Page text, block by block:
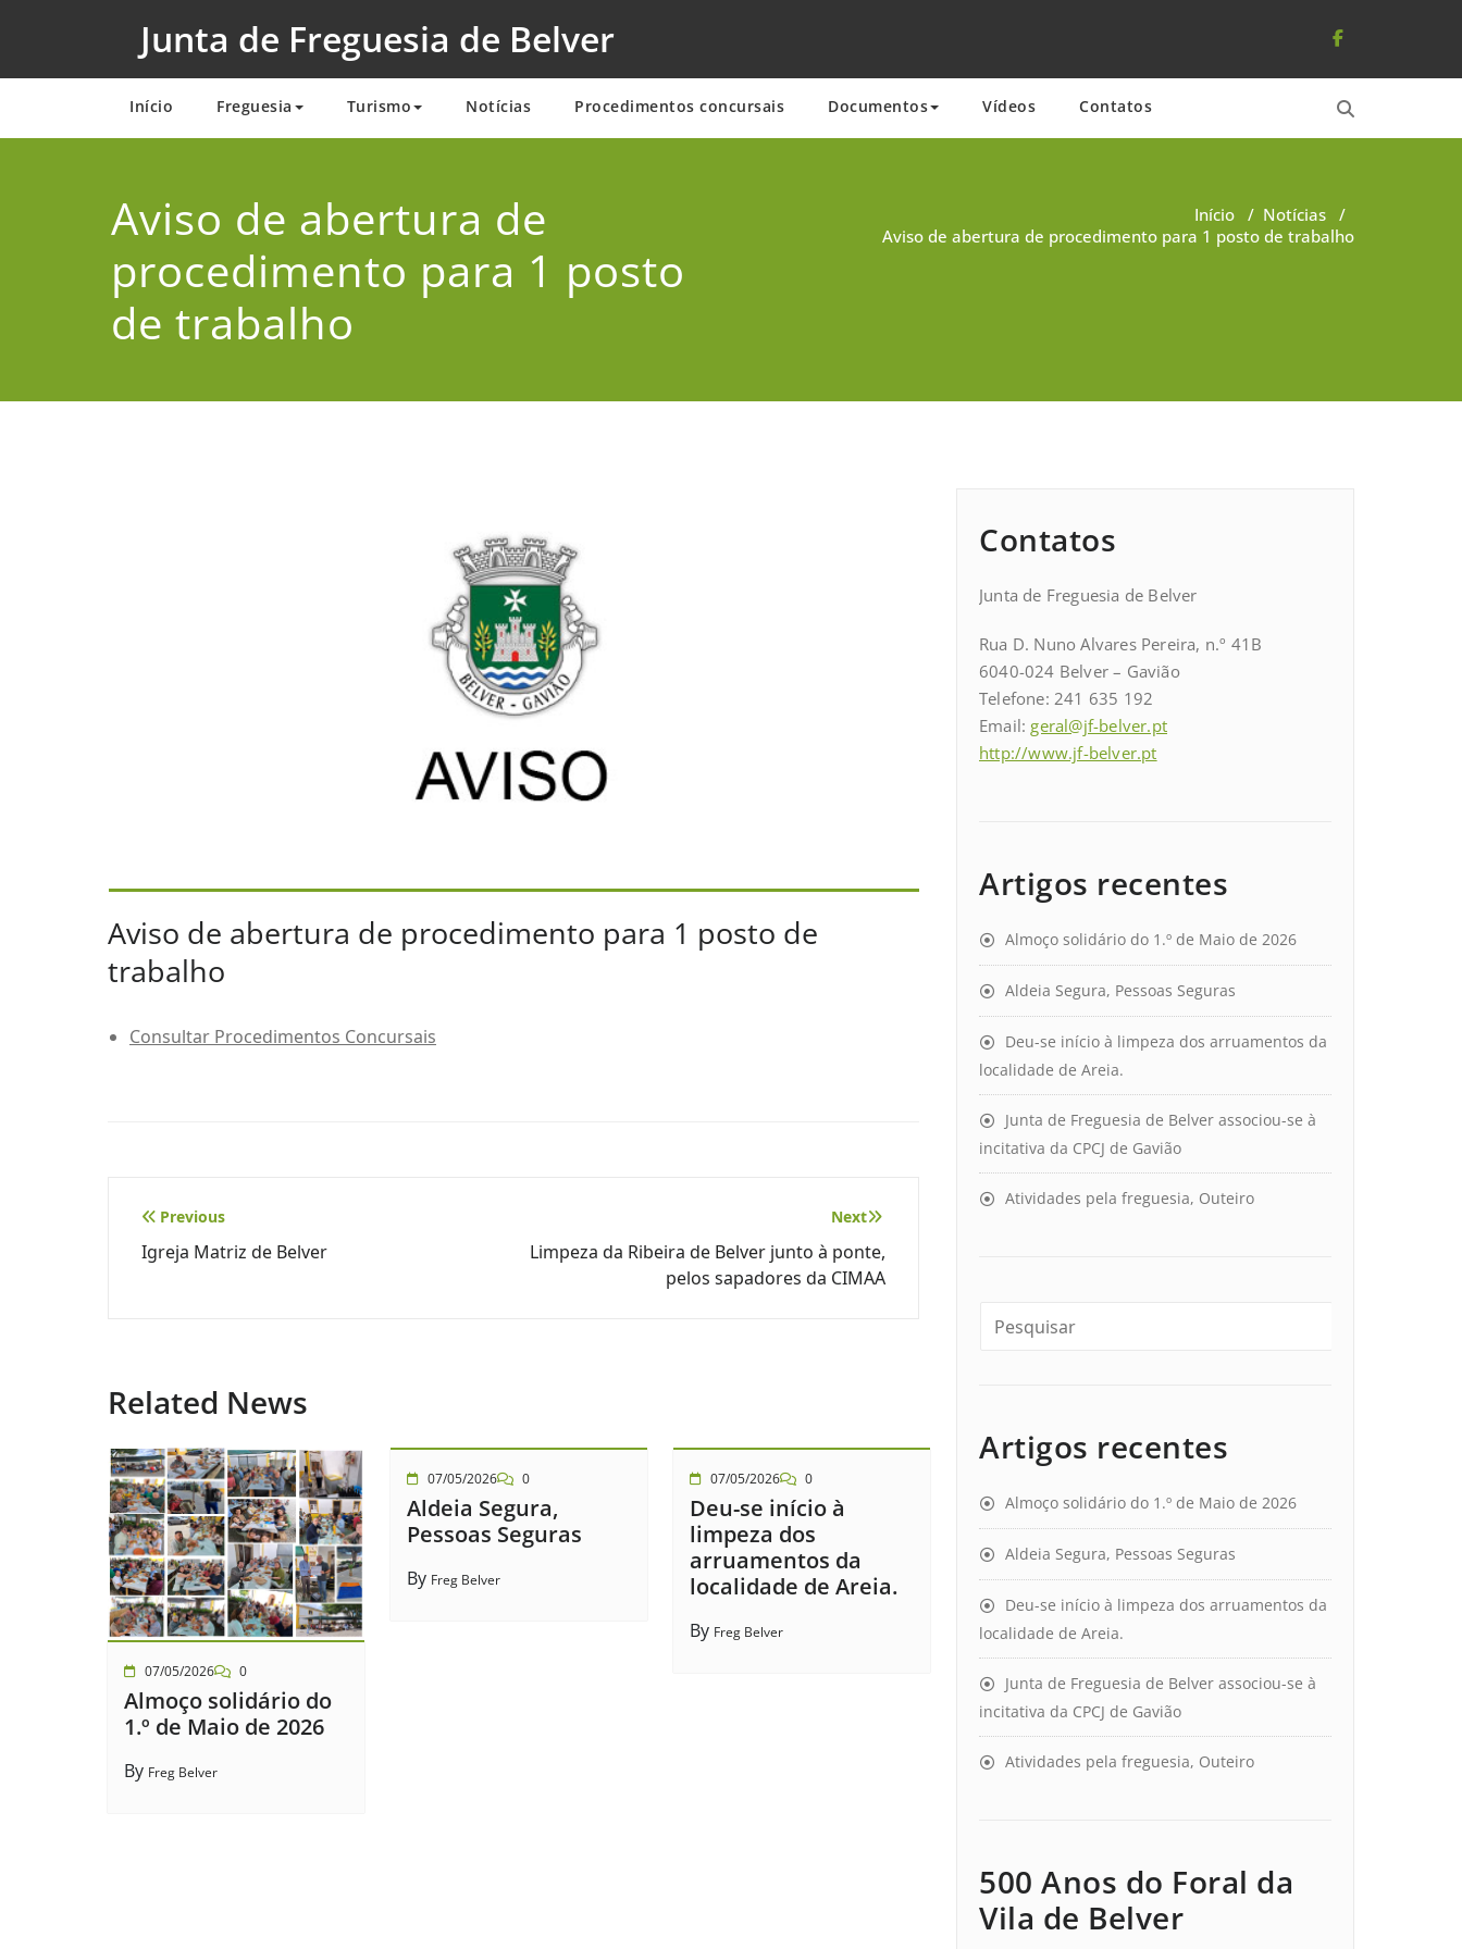
Junta de Freguesia de Belver
Início Freguesia Turismo Notícias Procedimentos concursais Documentos Vídeos Contatos
Aviso de abertura de
procedimento para 1 posto
de trabalho
Início / Notícias /
Aviso de abertura de procedimento para 1 posto de trabalho
Aviso de abertura de procedimento para 1 posto de
trabalho
Consultar Procedimentos Concursais
Navegação
de
Previous
Igreja Matriz de Belver
Next
Limpeza da Ribeira de Belver junto à ponte,
pelos sapadores da CIMAA
Related News
07/05/2026 0
Almoço solidário do
1.º de Maio de 2026
By Freg Belver
07/05/2026 0
Aldeia Segura,
Pessoas Seguras
By Freg Belver
07/05/2026 0
Deu-se início à
limpeza dos
arruamentos da
localidade de Areia.
By Freg Belver
Contatos
Junta de Freguesia de Belver
Rua D. Nuno Alvares Pereira, n.º 41B
6040-024 Belver – Gavião
Telefone: 241 635 192
Email: geral@jf-belver.pt
http://www.jf-belver.pt
Artigos recentes
Almoço solidário do 1.º de Maio de 2026
Aldeia Segura, Pessoas Seguras
Deu-se início à limpeza dos arruamentos da
localidade de Areia.
Junta de Freguesia de Belver associou-se à
incitativa da CPCJ de Gavião
Atividades pela freguesia, Outeiro
Artigos recentes
Almoço solidário do 1.º de Maio de 2026
Aldeia Segura, Pessoas Seguras
Deu-se início à limpeza dos arruamentos da
localidade de Areia.
Junta de Freguesia de Belver associou-se à
incitativa da CPCJ de Gavião
Atividades pela freguesia, Outeiro
500 Anos do Foral da
Vila de Belver